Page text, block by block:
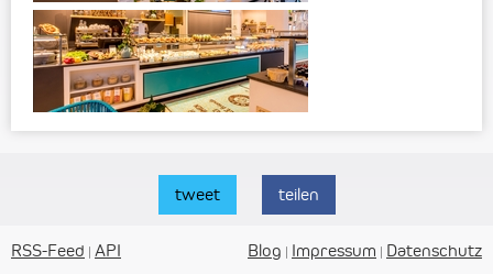
tweet teilen
RSS-Feed | API Blog | Impressum | Datenschutz